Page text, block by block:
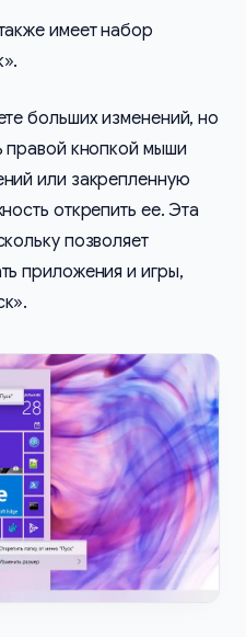
имеет набор
больших изменений, но
правой кнопкой мыши
или закрепленную
открепить ее. Эта
позволяет
приложения и игры,